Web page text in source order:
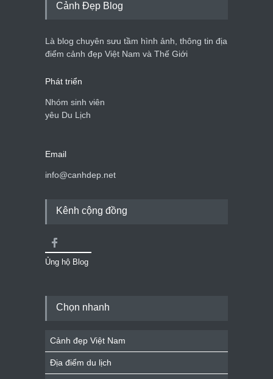
du lịch quốc gia
Cảnh đẹp Việt Nam 24/04/2020
Cảnh Đẹp Blog
Là blog chuyên sưu tầm hình ảnh, thông tin địa
điểm cảnh đẹp Việt Nam và Thế Giới
Phát triển
Nhóm sinh viên
yêu Du Lịch
Email
info@canhdep.net
Kênh cộng đồng
Ủng hộ Blog
Chọn nhanh
Cảnh đẹp Việt Nam
Địa điểm du lịch